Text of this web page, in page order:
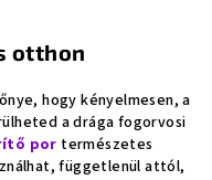
otthon
hogy kényelmesen, a
a drága fogorvosi
por természetes
függetlenül attól,